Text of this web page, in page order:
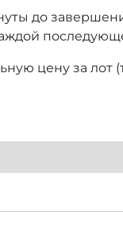
до
цену за лот